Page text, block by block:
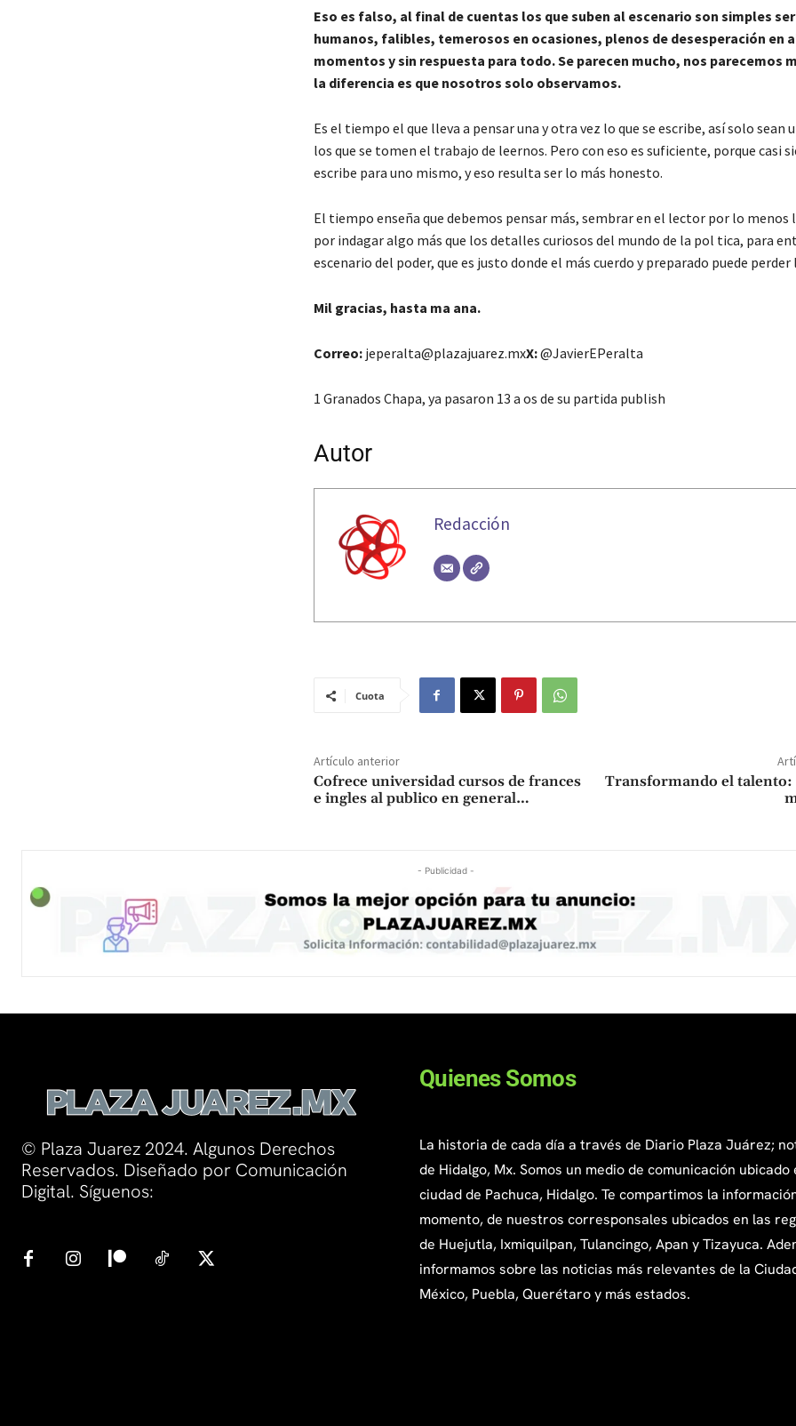
Eso es falso, al final de cuentas los que suben al escenario son simples
humanos, falibles, temerosos en ocasiones, plenos de desesperación en
momentos y sin respuesta para todo. Se parecen mucho, nos parecemos
la diferencia es que nosotros solo observamos.
Es el tiempo el que lleva a pensar una y otra vez lo que se escribe, así solo sean
los que se tomen el trabajo de leernos. Pero con eso es suficiente, porque casi
escribe para uno mismo, y eso resulta ser lo más honesto.
El tiempo enseña que debemos pensar más, sembrar en el lector por lo menos
por indagar algo más que los detalles curiosos del mundo de la pol tica, para
escenario del poder, que es justo donde el más cuerdo y preparado puede perder
Mil gracias, hasta ma ana.
Correo:jeperalta@plazajuarez.mxX:@JavierEPeralta
1 Granados Chapa, ya pasaron 13 a os de su partida publish
Autor
Redacción
Cuota
Artículo anterior
Cofrece universidad cursos de frances
e ingles al publico en general…
Transformando el talento:
- Publicidad -
© Plaza Juarez 2024. Algunos Derechos
Reservados. Diseñado por Comunicación
Digital. Síguenos:
Quienes Somos
La historia de cada día a través de Diario Plaza Juárez;
de Hidalgo, Mx. Somos un medio de comunicación ubicado
ciudad de Pachuca, Hidalgo. Te compartimos la
momento, de nuestros corresponsales ubicados en las
de Huejutla, Ixmiquilpan, Tulancingo, Apan y Tizayuca.
informamos sobre las noticias más relevantes de la
México, Puebla, Querétaro y más estados.